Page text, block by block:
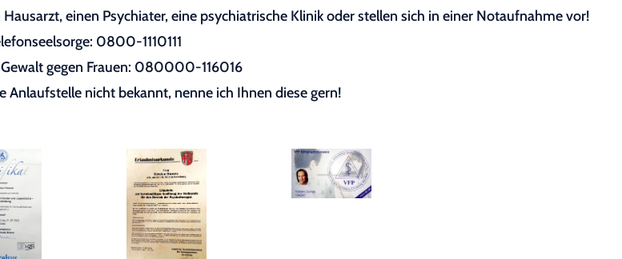
einen Psychiater, eine psychiatrische Klinik oder stellen sich in einer Notaufnahme vor!
0800-1110111
gegen Frauen: 080000-116016
Anlaufstelle nicht bekannt, nenne ich Ihnen diese gern!